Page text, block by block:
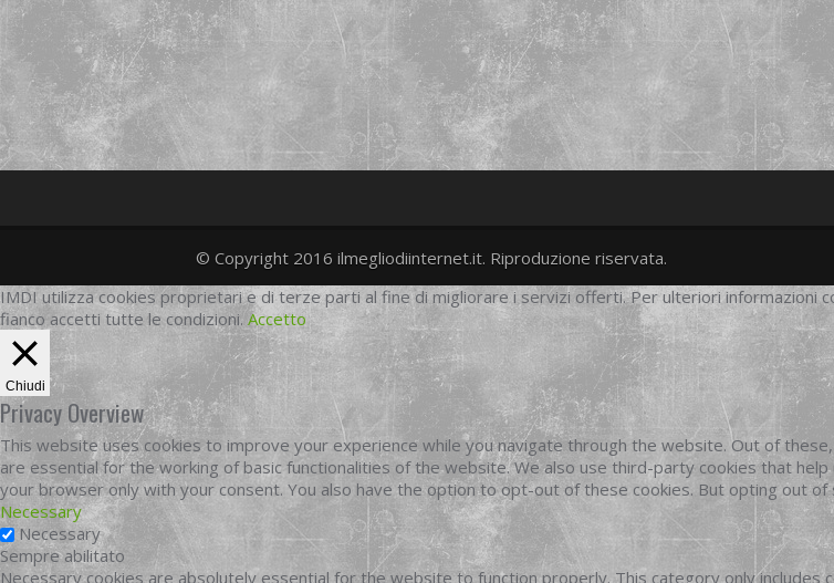
twittergoogleplus
facebook
© Copyright 2016 ilmegliodiinternet.it. Riproduzione riservata.
IMDI utilizza cookies proprietari e di terze parti al fine di migliorare i servizi offerti. Per ulteriori informazioni
fianco accetti tutte le condizioni. Accetto
Chiudi
Privacy Overview
This website uses cookies to improve your experience while you navigate through the website. Out of
are essential for the working of basic functionalities of the website. We also use third-party cookies that
your browser only with your consent. You also have the option to opt-out of these cookies. But opting out
Necessary
Necessary
Sempre abilitato
Necessary cookies are absolutely essential for the website to function properly. This category only